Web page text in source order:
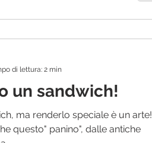
un sandwich!
ma renderlo speciale è un arte!
questo" panino", dalle antiche
di lettura: 2 min